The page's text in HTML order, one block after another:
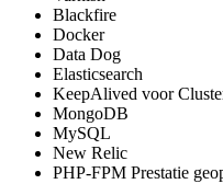
Blackfire
Docker
Data Dog
Elasticsearch
KeepAlived voor
MongoDB
MySQL
New Relic
PHP-FPM Prestatie